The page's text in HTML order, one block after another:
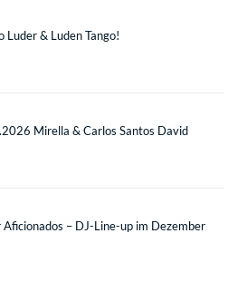
Luder & Luden Tango!
Mirella & Carlos Santos David
Aficionados – DJ-Line-up im Dezember